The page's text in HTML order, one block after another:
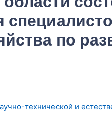
по
технической и